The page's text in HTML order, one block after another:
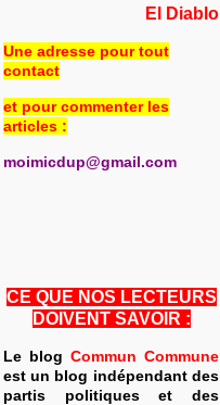
El Diablo
Une adresse pour tout
contact
et pour commenter les
articles :
moimicdup@gmail.com
CE QUE NOS LECTEURS
DOIVENT SAVOIR :
Le blog Commun Commune
est un blog indépendant des
partis politiques et des